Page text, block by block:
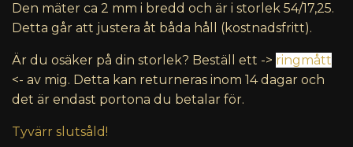
Den mäter ca 2 mm i bredd och är i storlek 54/17,25.
Detta går att justera åt båda håll (kostnadsfritt).
Är du osäker på din storlek? Beställ ett -> ringmått
<- av mig. Detta kan returneras inom 14 dagar och
det är endast portona du betalar för.
Tyvärr slutsåld!